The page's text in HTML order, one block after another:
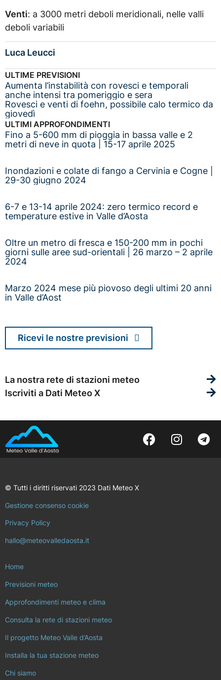
Venti: a 3000 metri deboli meridionali, nelle valli
deboli variabili
Luca Leucci
ULTIME PREVISIONI
Aumenta l’instabilità con rovesci e temporali
anche intensi tra pomeriggio e sera
Rovesci e venti di foehn, possibile calo termico da
giovedì
ULTIMI APPROFONDIMENTI
Fino a 5-600 mm di pioggia in bassa valle e 2
metri di neve in quota | 15-17 aprile 2025
Inondazioni e colate di fango a Cervinia e Cogne |
29-30 giugno 2024
6-7 e 13-14 aprile 2024: zero termico record e
temperature estive in Valle d’Aosta
Oltre un metro di fresca e 150-200 mm in pochi
giorni sulle aree sud-orientali | 26 marzo – 2 aprile
2024
Marzo 2024 mese più piovoso degli ultimi 20 anni
in Valle d’Aost
Ricevi le nostre previsioni
La nostra rete di stazioni meteo
Iscriviti a Dati Meteo X
© Tutti i diritti riservati 2023 Dati Meteo X
Gestione consenso cookie
Privacy Policy
hallo@meteovalledaosta.it
Home
Previsioni meteo
Approfondimenti meteo e clima
Consulta la rete di stazioni meteo
Il progetto Meteo Valle d’Aosta
Installa la tua stazione meteo
Chi siamo